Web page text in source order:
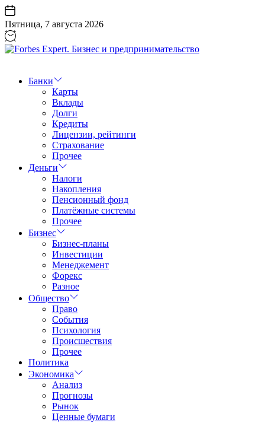
Перейти
к
содержанию
Пятница, 7 августа 2026
Бизнес
предпринимательство
Банки
Карты
Вклады
Долги
Кредиты
Лицензии, рейтинги
Страхование
Прочее
Деньги
Налоги
Накопления
Пенсионный фонд
Платёжные системы
Прочее
Бизнес
Бизнес-планы
Инвестиции
Менеджемент
Форекс
Разное
Общество
Право
События
Психология
Происшествия
Прочее
Политика
Экономика
Анализ
Прогнозы
Рынок
Ценные бумаги